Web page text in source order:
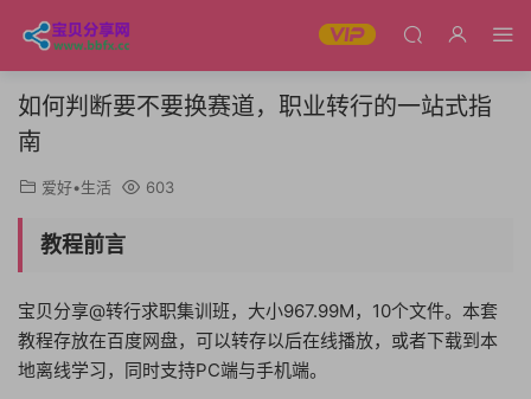
如何判断要不要换赛道，职业转行的一站式指
南
爱好•生活 603
教程前言
宝贝分享@转行求职集训班，大小967.99M，10个文件。本套
教程存放在百度网盘，可以转存以后在线播放，或者下载到本
地离线学习，同时支持PC端与手机端。